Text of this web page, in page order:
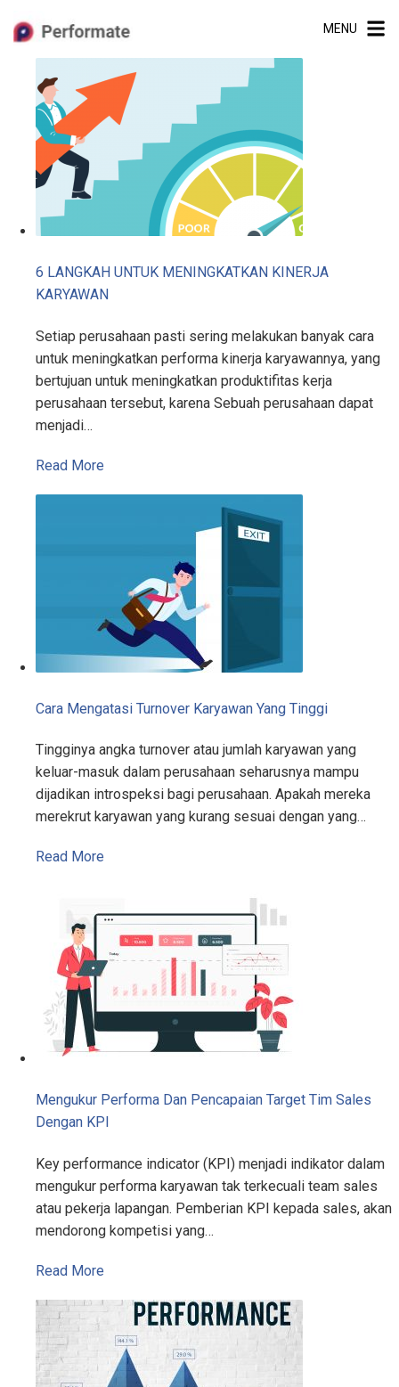
content
MENU
6 LANGKAH UNTUK MENINGKATKAN KINERJA
KARYAWAN
Setiap perusahaan pasti sering melakukan banyak cara
untuk meningkatkan performa kinerja karyawannya, yang
bertujuan untuk meningkatkan produktifitas kerja
perusahaan tersebut, karena Sebuah perusahaan dapat
menjadi…
Read More
Cara Mengatasi Turnover Karyawan Yang Tinggi
Tingginya angka turnover atau jumlah karyawan yang
keluar-masuk dalam perusahaan seharusnya mampu
dijadikan introspeksi bagi perusahaan. Apakah mereka
merekrut karyawan yang kurang sesuai dengan yang…
Read More
Mengukur Performa Dan Pencapaian Target Tim Sales
Dengan KPI
Key performance indicator (KPI) menjadi indikator dalam
mengukur performa karyawan tak terkecuali team sales
atau pekerja lapangan. Pemberian KPI kepada sales, akan
mendorong kompetisi yang…
Read More